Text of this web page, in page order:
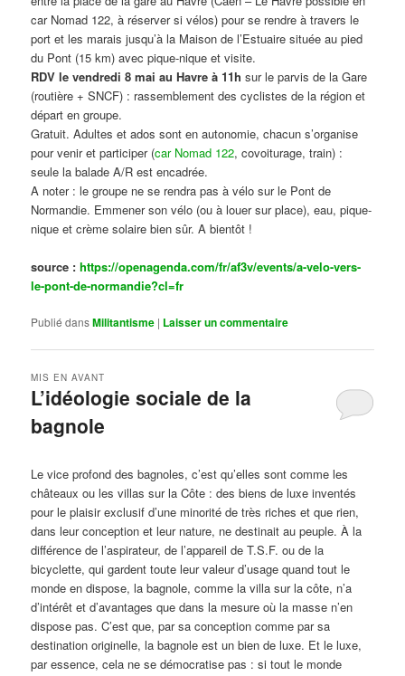
car Nomad 122, à réserver si vélos) pour se rendre à travers le
port et les marais jusqu’à la Maison de l’Estuaire située au pied
du Pont (15 km) avec pique-nique et visite.
RDV le vendredi 8 mai au Havre à 11h sur le parvis de la Gare
(routière + SNCF) : rassemblement des cyclistes de la région et
départ en groupe.
Gratuit. Adultes et ados sont en autonomie, chacun s’organise
pour venir et participer (car Nomad 122, covoiturage, train) :
seule la balade A/R est encadrée.
A noter : le groupe ne se rendra pas à vélo sur le Pont de
Normandie. Emmener son vélo (ou à louer sur place), eau, pique-
nique et crème solaire bien sûr. A bientôt !
source :https://openagenda.com/fr/af3v/events/a-velo-vers-
le-pont-de-normandie?cl=fr
Publié dansMilitantisme | Laisser un commentaire
L’idéologie sociale de la
bagnole
MIS EN AVANT
Le vice profond des bagnoles, c’est qu’elles sont comme les
châteaux ou les villas sur la Côte : des biens de luxe inventés
pour le plaisir exclusif d’une minorité de très riches et que rien,
dans leur conception et leur nature, ne destinait au peuple. À la
différence de l’aspirateur, de l’appareil de T.S.F. ou de la
bicyclette, qui gardent toute leur valeur d’usage quand tout le
monde en dispose, la bagnole, comme la villa sur la côte, n’a
d’intérêt et d’avantages que dans la mesure où la masse n’en
dispose pas. C’est que, par sa conception comme par sa
destination originelle, la bagnole est un bien de luxe. Et le luxe,
par essence, cela ne se démocratise pas : si tout le monde